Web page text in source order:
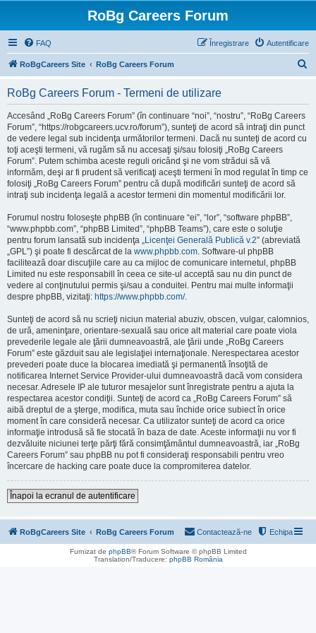
RoBg Careers Forum
FAQ Autentificare
Înregistrare
RoBgCareers Site RoBg Careers Forum
RoBg Careers Forum - Termeni de utilizare
Accesând „RoBg Careers Forum” (în continuare “noi”, “nostru”, “RoBg Careers
Forum”, “https://robgcareers.ucv.ro/forum”), sunteţi de acord să intraţi din punct
de vedere legal sub incidenţa următorilor termeni. Dacă nu sunteţi de acord cu
toţi aceşti termeni, vă rugăm să nu accesaţi şi/sau folosiţi „RoBg Careers
Forum”. Putem schimba aceste reguli oricând şi ne vom strădui să vă
informăm, deşi ar fi prudent să verificaţi aceşti termeni în mod regulat în timp ce
folosiţi „RoBg Careers Forum” pentru că după modificări sunteţi de acord să
intraţi sub incidenţa legală a acestor termeni din momentul modificării lor.
Forumul nostru foloseşte phpBB (în continuare “ei”, “lor”, “software phpBB”,
“www.phpbb.com”, “phpBB Limited”, “phpBB Teams”), care este o soluţie
pentru forum lansată sub incidenţa „Licenţei Generală Publică v.2” (abreviată
„GPL”) şi poate fi descărcat de la www.phpbb.com. Software-ul phpBB
facilitează doar discuţiile care au ca mijloc de comunicare internetul, phpBB
Limited nu este responsabill în ceea ce site-ul acceptă sau nu din punct de
vedere al conţinutului permis şi/sau a conduitei. Pentru mai multe informaţii
despre phpBB, vizitaţi: https://www.phpbb.com/.
Sunteţi de acord să nu scrieţi niciun material abuziv, obscen, vulgar, calomnios,
de ură, ameninţare, orientare-sexuală sau orice alt material care poate viola
prevederile legale ale ţării dumneavoastră, ale ţării unde „RoBg Careers
Forum” este găzduit sau ale legislaţiei internaţionale. Nerespectarea acestor
prevederi poate duce la blocarea imediată şi permanentă însoţită de
notificarea Internet Service Provider-ului dumneavoastră dacă vom considera
necesar. Adresele IP ale tuturor mesajelor sunt înregistrate pentru a ajuta la
respectarea acestor condiţii. Sunteţi de acord ca „RoBg Careers Forum” să
aibă dreptul de a şterge, modifica, muta sau închide orice subiect în orice
moment în care consideră necesar. Ca utilizator sunteţi de acord ca orice
informaţie introdusă să fie stocată în baza de date. Aceste informaţii nu vor fi
dezvăluite niciunei terţe părţi fără consimţământul dumneavoastră, iar „RoBg
Careers Forum” sau phpBB nu pot fi consideraţi responsabili pentru vreo
încercare de hacking care poate duce la compromiterea datelor.
Înapoi la ecranul de autentificare
RoBgCareers Site RoBg Careers Forum Echipa
Contactează-ne
Furnizat de phpBB® Forum Software © phpBB Limited
Translation/Traducere: phpBB România